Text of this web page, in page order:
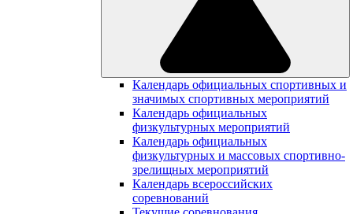
Календарь официальных спортивных и
значимых спортивных мероприятий
Календарь официальных
физкультурных мероприятий
Календарь официальных
физкультурных и массовых спортивно-
зрелищных мероприятий
Календарь всероссийских
соревнований